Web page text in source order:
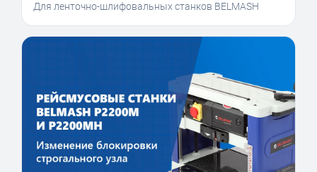
Для ленточно-шлифовальных станков BELMASH